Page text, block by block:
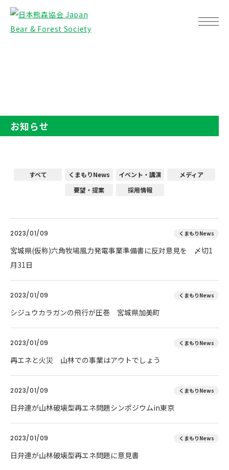
お知らせ
すべて くまもりNews イベント・講演
メディア
要望・提案
採用情報
2023/01/09 くまもりNews
宮城県(仮称)六角牧場風力発電事業準備書に反対意見を 〆切1
月31日
2023/01/09 くまもりNews
シジュウカラガンの飛行が圧巻 宮城県加美町
2023/01/09 くまもりNews
再エネと火災 山林での事業はアウトでしょう
2023/01/09 くまもりNews
日弁連が山林破壊型再エネ問題シンポジウムin東京
2023/01/09 くまもりNews
日弁連が山林破壊型再エネ問題に意見書